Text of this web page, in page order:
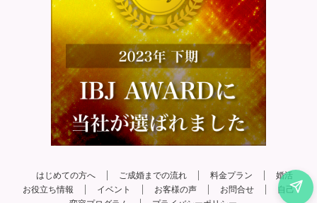
はじめての方へ ご成婚までの流れ 料金プラン
婚活
お役立ち情報
イベント お客様の声 お問合せ
自己